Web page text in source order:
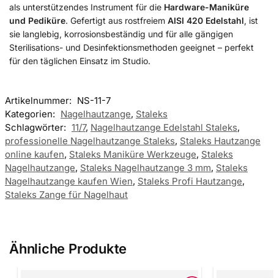
als unterstützendes Instrument für die Hardware-Maniküre
und Pediküre. Gefertigt aus rostfreiem AISI 420 Edelstahl, ist
sie langlebig, korrosionsbeständig und für alle gängigen
Sterilisations- und Desinfektionsmethoden geeignet – perfekt
für den täglichen Einsatz im Studio.
Artikelnummer: NS-11-7
Kategorien: Nagelhautzange, Staleks
Schlagwörter: 11/7, Nagelhautzange Edelstahl Staleks,
professionelle Nagelhautzange Staleks, Staleks Hautzange
online kaufen, Staleks Maniküre Werkzeuge, Staleks
Nagelhautzange, Staleks Nagelhautzange 3 mm, Staleks
Nagelhautzange kaufen Wien, Staleks Profi Hautzange,
Staleks Zange für Nagelhaut
Ähnliche Produkte